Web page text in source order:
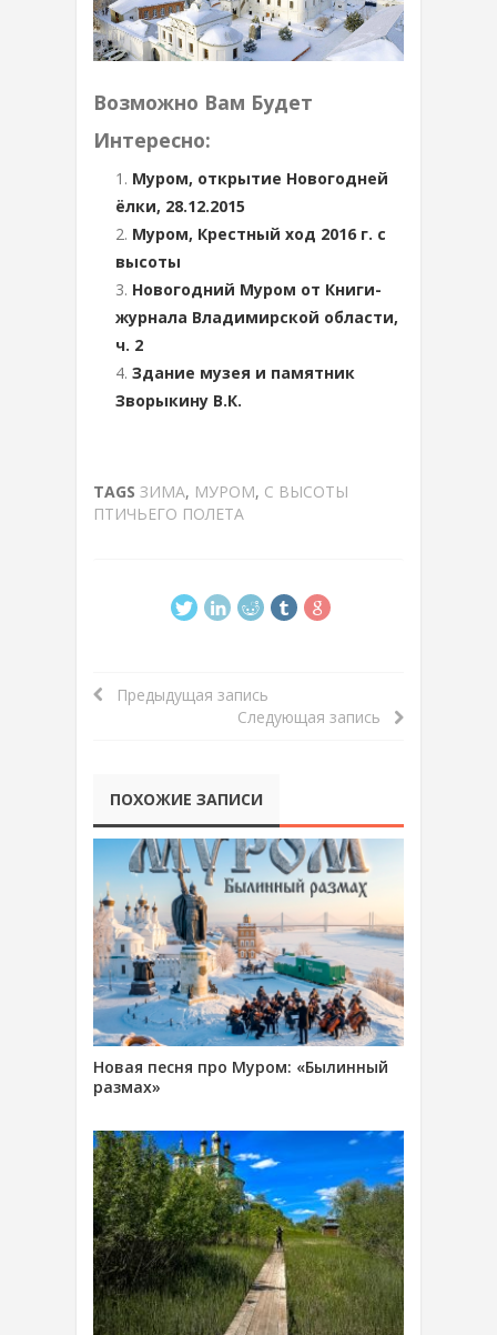
Возможно Вам Будет
Интересно:
Муром, открытие Новогодней
ёлки, 28.12.2015
Муром, Крестный ход 2016 г. с
высоты
Новогодний Муром от Книги-
журнала Владимирской области,
ч. 2
Здание музея и памятник
Зворыкину В.К.
TAGS ЗИМА, МУРОМ, С ВЫСОТЫ
ПТИЧЬЕГО ПОЛЕТА
Предыдущая запись
Следующая запись
ПОХОЖИЕ ЗАПИСИ
Новая песня про Муром: «Былинный
размах»